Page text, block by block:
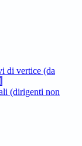
di vertice (da
(dirigenti non